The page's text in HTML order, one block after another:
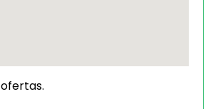
ofertas.